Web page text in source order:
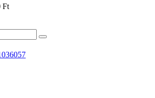
Ft